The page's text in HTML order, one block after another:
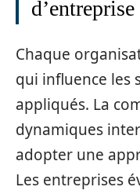
d’entreprise
Chaque
qui influence les
appliqués. La
dynamiques
adopter une
Les entreprises